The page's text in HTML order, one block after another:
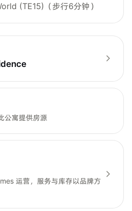
(TE15) （步行6分钟）
公寓提供房源
运营，服务与库存以品牌方